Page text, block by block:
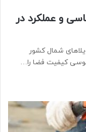
و عملکرد در
شمال کشور
کیفیت فضا را…